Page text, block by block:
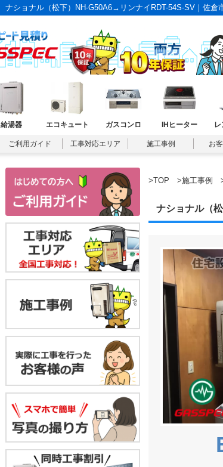
ナショナル（松下）NH-G50A6→リンナイRDT-54S-SV｜佐倉
給湯器 エコキュート ガスコンロ IHヒーター
ご利用ガイド 工事対応エリア 施工事例 お
>TOP >施工事例
ナショナル（